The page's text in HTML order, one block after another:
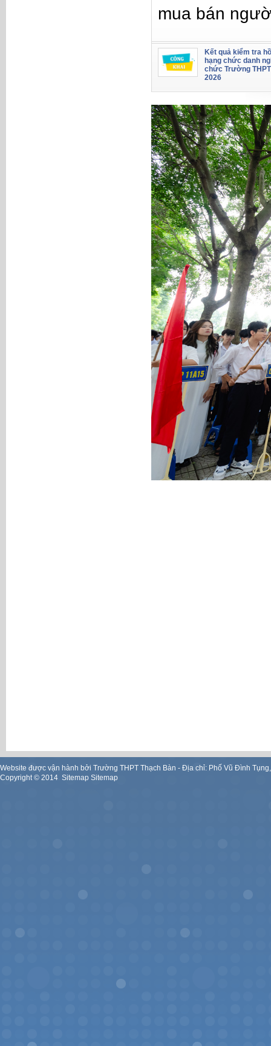
mua bán
Kết quả kiểm tra
hạng chức danh
chức Trường
2026
Website được vận hành bởi Trường THPT Thạch Bàn - Địa chỉ: Phố Vũ Đình
Copyright © 2014. Sitemap Sitemap